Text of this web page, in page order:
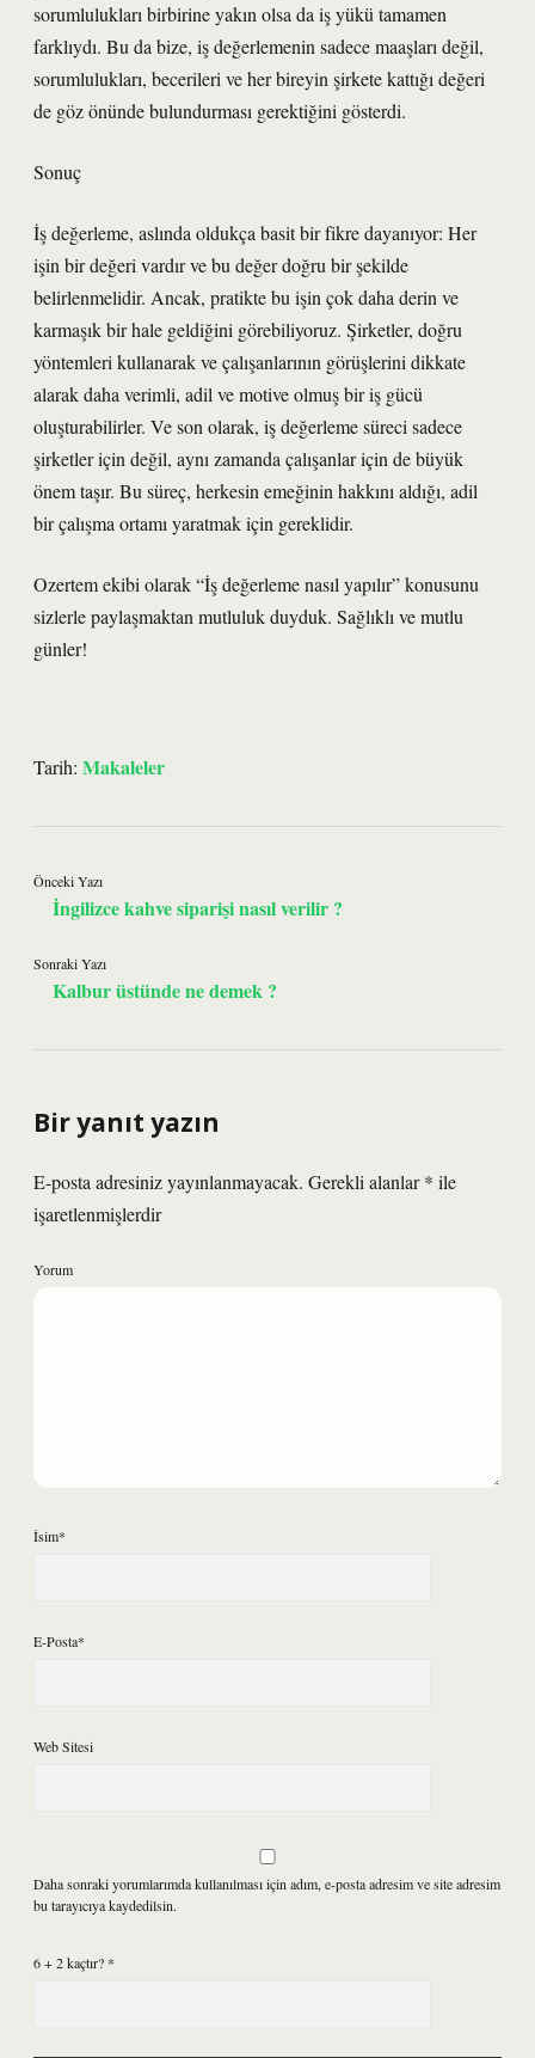
sorumlulukları birbirine yakın olsa da iş yükü tamamen
farklıydı. Bu da bize, iş değerlemenin sadece maaşları değil,
sorumlulukları, becerileri ve her bireyin şirkete kattığı değeri
de göz önünde bulundurması gerektiğini gösterdi.
Sonuç
İş değerleme, aslında oldukça basit bir fikre dayanıyor: Her
işin bir değeri vardır ve bu değer doğru bir şekilde
belirlenmelidir. Ancak, pratikte bu işin çok daha derin ve
karmaşık bir hale geldiğini görebiliyoruz. Şirketler, doğru
yöntemleri kullanarak ve çalışanlarının görüşlerini dikkate
alarak daha verimli, adil ve motive olmuş bir iş gücü
oluşturabilirler. Ve son olarak, iş değerleme süreci sadece
şirketler için değil, aynı zamanda çalışanlar için de büyük
önem taşır. Bu süreç, herkesin emeğinin hakkını aldığı, adil
bir çalışma ortamı yaratmak için gereklidir.
Ozertem ekibi olarak “İş değerleme nasıl yapılır” konusunu
sizlerle paylaşmaktan mutluluk duyduk. Sağlıklı ve mutlu
günler!
Tarih: Makaleler
Önceki Yazı
İngilizce kahve siparişi nasıl verilir ?
Sonraki Yazı
Kalbur üstünde ne demek ?
Bir yanıt yazın
E-posta adresiniz yayınlanmayacak. Gerekli alanlar* ile
işaretlenmişlerdir
Yorum
İsim*
E-Posta*
Web Sitesi
Daha sonraki yorumlarımda kullanılması için adım, e-posta adresim ve site adresim
bu tarayıcıya kaydedilsin.
6 + 2 kaçtır? *